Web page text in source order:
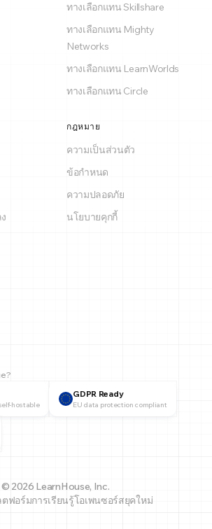
ทางเลือกแทน Skillshare
ทางเลือกแทน Mighty
Networks
ทางเลือกแทน LearnWorlds
ทางเลือกแทน Circle
กฎหมาย
ความเป็นส่วนตัว
ข้อกำหนด
ความปลอดภัย
นโยบายคุกกี้
hostable
GDPR Ready
EU data protection compliant
© 2026 LearnHouse, Inc.
ฟอร์มการเรียนรู้โอเพนซอร์สยุคใหม่